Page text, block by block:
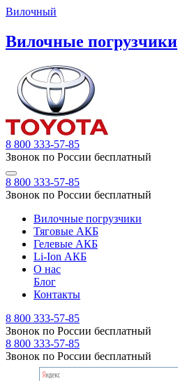
Вилочный
Вилочные погрузчики
8 800 333-57-85
Звонок по России бесплатный
8 800 333-57-85
Звонок по России бесплатный
Вилочные погрузчики
Тяговые АКБ
Гелевые АКБ
Li-Ion АКБ
О нас
Блог
Контакты
8 800 333-57-85
Звонок по России бесплатный
8 800 333-57-85
Звонок по России бесплатный